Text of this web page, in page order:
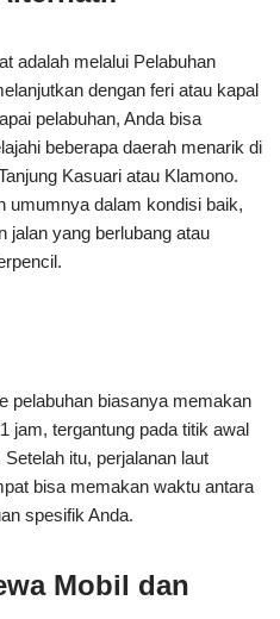
adalah melalui Pelabuhan
dengan feri atau kapal
pelabuhan, Anda bisa
beberapa daerah menarik di
Kasuari atau Klamono.
umumnya dalam kondisi baik,
jalan yang berlubang atau
pelabuhan biasanya memakan
jam, tergantung pada titik awal
itu, perjalanan laut
bisa memakan waktu antara
spesifik Anda.
Mobil dan